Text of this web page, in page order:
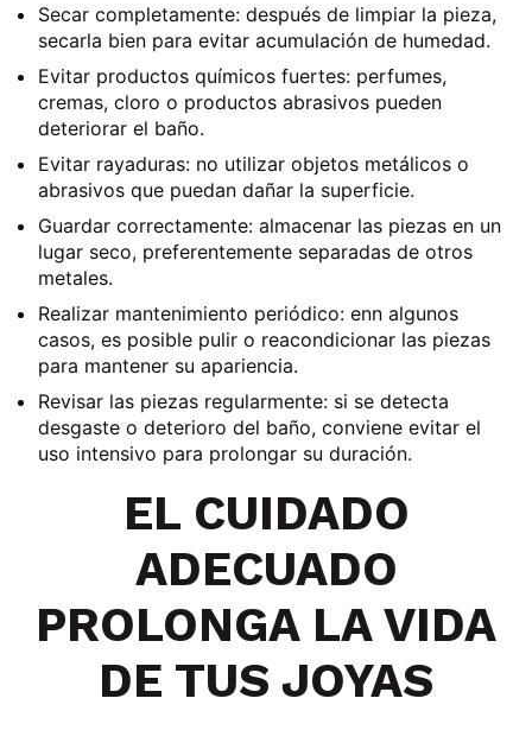
Secar completamente: después de limpiar la pieza,
secarla bien para evitar acumulación de humedad.
Evitar productos químicos fuertes: perfumes,
cremas, cloro o productos abrasivos pueden
deteriorar el baño.
Evitar rayaduras: no utilizar objetos metálicos o
abrasivos que puedan dañar la superficie.
Guardar correctamente: almacenar las piezas en un
lugar seco, preferentemente separadas de otros
metales.
Realizar mantenimiento periódico: enn algunos
casos, es posible pulir o reacondicionar las piezas
para mantener su apariencia.
Revisar las piezas regularmente: si se detecta
desgaste o deterioro del baño, conviene evitar el
uso intensivo para prolongar su duración.
EL CUIDADO
ADECUADO
PROLONGA LA VIDA
DE TUS JOYAS